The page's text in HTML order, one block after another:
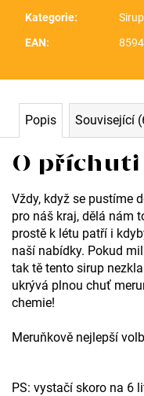
Kategorie:
EAN:
Popis Související
O příchuti
Vždy, když se pustíme
pro náš kraj, dělá nám
prostě k létu patří i
naší nabídky. Pokud
tak tě tento sirup
ukrývá plnou chuť
chemie!
Meruňkově nejlepší
PS: vystačí skoro na 6
e
n
t
?
D
p